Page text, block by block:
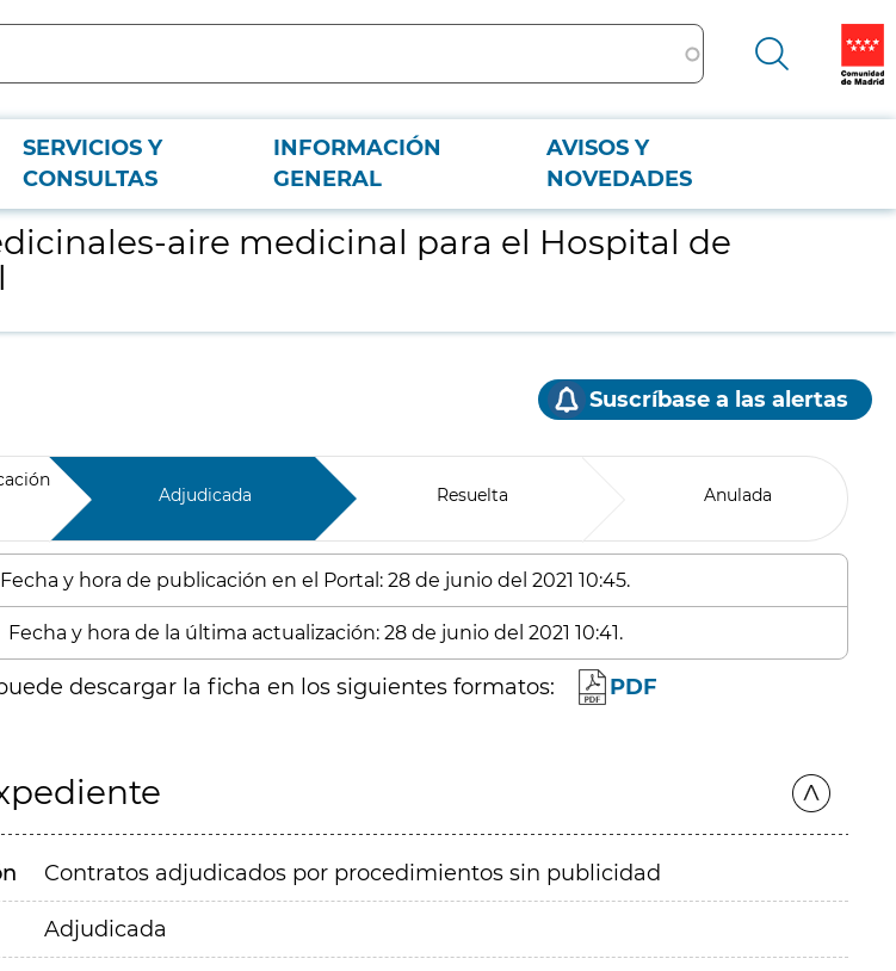
SERVICIOS Y
CONSULTAS
INFORMACIÓN
GENERAL
AVISOS Y
NOVEDADES
Enfermera Isabel Zendal
aire medicinal para el Hospital de
Suscríbase a las alertas
Adjudicada Resuelta Anulada
Fecha y hora de publicación en el Portal: 28 de junio del 2021 10:45.
Fecha y hora de la última actualización: 28 de junio del 2021 10:41.
descargar la ficha en los siguientes formatos: PDF
Contratos adjudicados por procedimientos sin publicidad
Adjudicada